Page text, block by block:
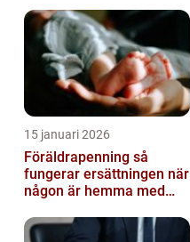
15 januari 2026
Föräldrapenning så
fungerar ersättningen när
någon är hemma med